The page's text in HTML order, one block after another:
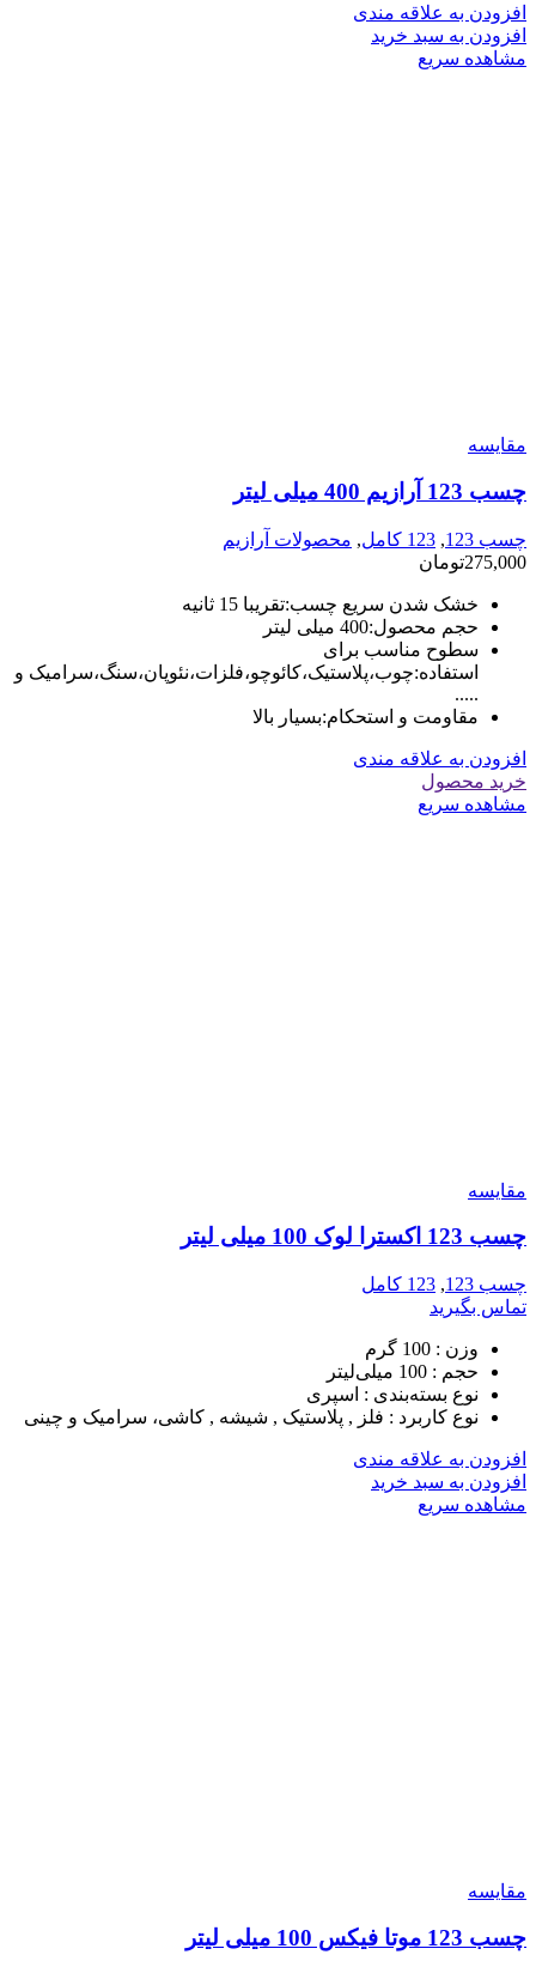
افزودن به علاقه مندی
افزودن به سبد خرید
مشاهده سریع
مقایسه
چسب 123 آرازیم 400 میلی لیتر
چسب 123 , 123 کامل , محصولات آرازیم
275,000تومان
خشک شدن سریع چسب:تقریبا 15 ثانیه
حجم محصول:400 میلی لیتر
سطوح مناسب برای
استفاده:چوب،پلاستیک،کائوچو،فلزات،نئوپان،سنگ،سرامیک و
.....
مقاومت و استحکام:بسیار بالا
افزودن به علاقه مندی
خرید محصول
مشاهده سریع
مقایسه
چسب 123 اکسترا لوک 100 میلی لیتر
چسب 123 , 123 کامل
تماس بگیرید
وزن : 100 گرم
حجم : 100 میلی‌لیتر
نوع بسته‌بندی : اسپری
نوع کاربرد : فلز , پلاستیک , شیشه , کاشی، سرامیک و چینی
افزودن به علاقه مندی
افزودن به سبد خرید
مشاهده سریع
مقایسه
چسب 123 موتا فیکس 100 میلی لیتر